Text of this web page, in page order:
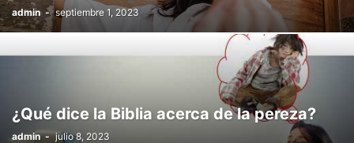
admin - septiembre 1, 2023
¿Qué dice la Biblia acerca de la pereza?
admin - julio 8, 2023